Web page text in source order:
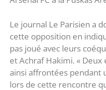
Le journal Le Parisien a
cette opposition en
pas joué avec leurs
et Achraf Hakimi. «
ainsi affrontées pendant
lors de cette rencontre